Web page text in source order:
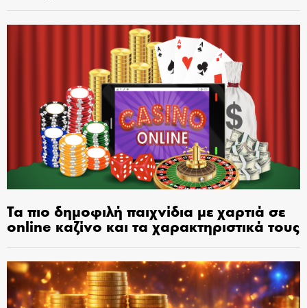
Τα πιο δημοφιλή παιχνίδια με χαρτιά σε
online καζίνο και τα χαρακτηριστικά τους